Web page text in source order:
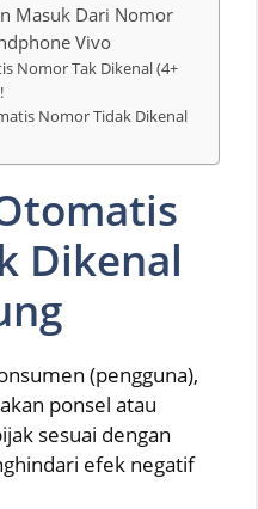
Masuk Dari Nomor
Vivo
Nomor Tak Dikenal (4+
Nomor Tidak Dikenal
Dikenal
(pengguna),
ponsel atau
sesuai dengan
efek negatif